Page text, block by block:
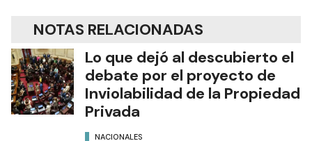
NOTAS RELACIONADAS
Lo que dejó al descubierto el
debate por el proyecto de
Inviolabilidad de la Propiedad
Privada
NACIONALES